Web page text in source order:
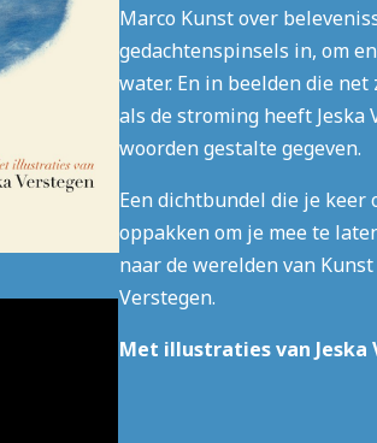
Marco Kunst over
gedachtenspinsels in, om
water. En in beelden die net
als de stroming heeft Jeska
woorden gestalte gegeven.
Een dichtbundel die je keer
oppakken om je mee te
naar de werelden van Kunst
Verstegen.
Met illustraties van Jeska